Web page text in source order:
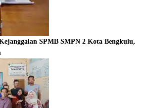
SPMB SMPN 2 Kota Bengkulu,